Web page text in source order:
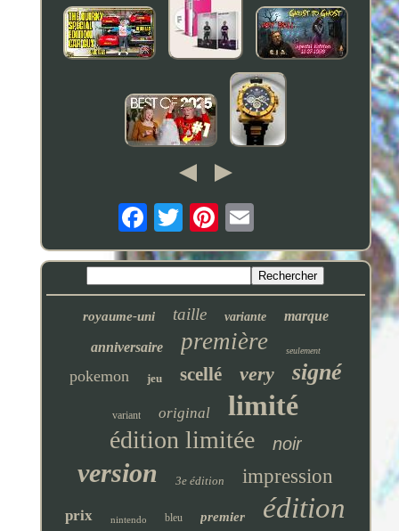
royaume-uni taille variante marque
anniversaire première seulement
pokemon jeu scellé very signé
variant original limité
édition limitée noir
version 3e édition impression
prix nintendo bleu premier édition